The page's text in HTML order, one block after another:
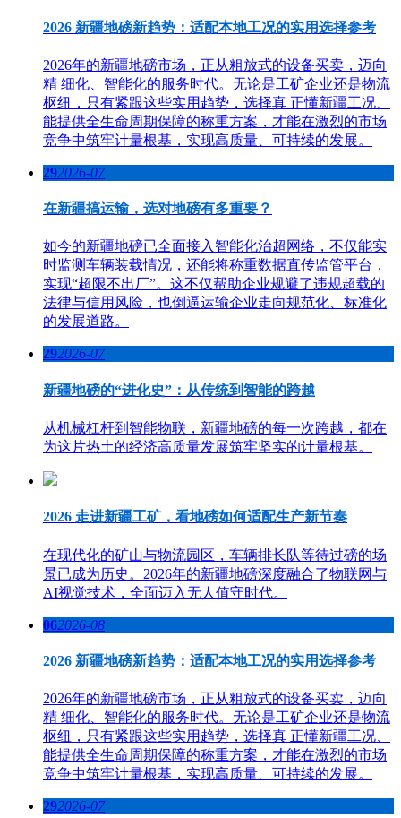
2026 新疆地磅新趋势：适配本地工况的实用选择参考
2026年的新疆地磅市场，正从粗放式的设备买卖，迈向
精 细化、智能化的服务时代。无论是工矿企业还是物流
枢纽，只有紧跟这些实用趋势，选择真 正懂新疆工况、
能提供全生命周期保障的称重方案，才能在激烈的市场
竞争中筑牢计量根基，实现高质量、可持续的发展。
292026-07
在新疆搞运输，选对地磅有多重要？
如今的新疆地磅已全面接入智能化治超网络，不仅能实
时监测车辆装载情况，还能将称重数据直传监管平台，
实现“超限不出厂”。这不仅帮助企业规避了违规超载的
法律与信用风险，也倒逼运输企业走向规范化、标准化
的发展道路。
292026-07
新疆地磅的“进化史”：从传统到智能的跨越
从机械杠杆到智能物联，新疆地磅的每一次跨越，都在
为这片热土的经济高质量发展筑牢坚实的计量根基。
2026 走进新疆工矿，看地磅如何适配生产新节奏
在现代化的矿山与物流园区，车辆排长队等待过磅的场
景已成为历史。2026年的新疆地磅深度融合了物联网与
AI视觉技术，全面迈入无人值守时代。
062026-08
2026 新疆地磅新趋势：适配本地工况的实用选择参考
2026年的新疆地磅市场，正从粗放式的设备买卖，迈向
精 细化、智能化的服务时代。无论是工矿企业还是物流
枢纽，只有紧跟这些实用趋势，选择真 正懂新疆工况、
能提供全生命周期保障的称重方案，才能在激烈的市场
竞争中筑牢计量根基，实现高质量、可持续的发展。
292026-07